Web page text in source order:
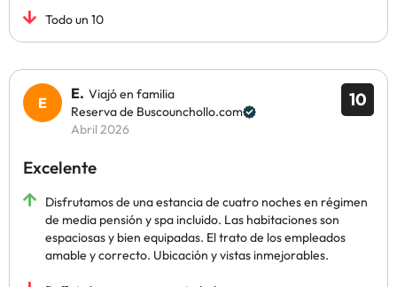
Todo un 10
10
E. Viajó en familia
Reserva de Buscounchollo.com
Abril 2026
Excelente
Disfrutamos de una estancia de cuatro noches en régimen
de media pensión y spa incluido. Las habitaciones son
espaciosas y bien equipadas. El trato de los empleados
amable y correcto. Ubicación y vistas inmejorables.